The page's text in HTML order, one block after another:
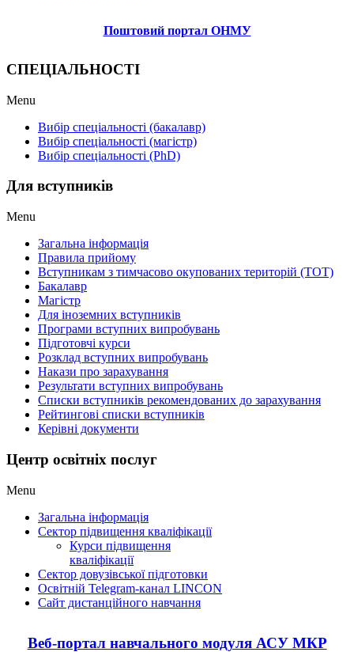
Поштовий портал ОНМУ
СПЕЦІАЛЬНОСТІ
Menu
Вибір спеціальності (бакалавр)
Вибір спеціальності (магістр)
Вибір спеціальності (PhD)
Для вступників
Menu
Загальна інформація
Правила прийому
Вступникам з тимчасово окупованих територій (ТОТ)
Бакалавр
Магістр
Для іноземних вступників
Програми вступних випробувань
Підготовчі курси
Розклад вступних випробувань
Накази про зарахування
Результати вступних випробувань
Списки вступників рекомендованих до зарахування
Рейтингові списки вступників
Керівні документи
Центр освітніх послуг
Menu
Загальна інформація
Сектор підвищення кваліфікації
Курси підвищення
кваліфікації
Сектор довузівської підготовки
Освітній Telegram-канал LINCON
Сайт дистанційного навчання
Веб-портал навчального модуля АСУ МКР